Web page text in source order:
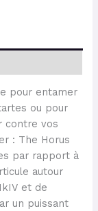
pour entamer
ou pour
contre vos
: The Horus
par rapport à
autour
et de
un puissant